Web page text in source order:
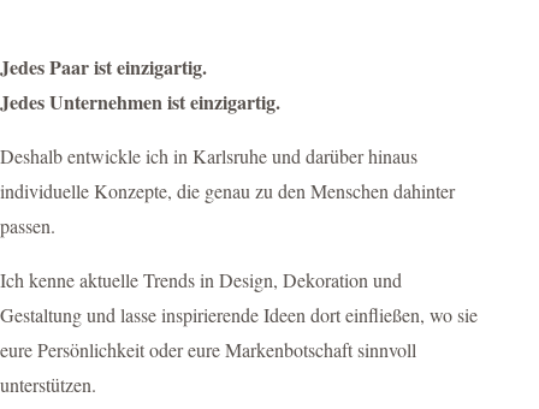
Jedes Paar ist einzigartig.
Jedes Unternehmen ist einzigartig.
Deshalb entwickle ich in Karlsruhe und darüber hinaus
individuelle Konzepte, die genau zu den Menschen dahinter
passen.
Ich kenne aktuelle Trends in Design, Dekoration und
Gestaltung und lasse inspirierende Ideen dort einfließen, wo sie
eure Persönlichkeit oder eure Markenbotschaft sinnvoll
unterstützen.